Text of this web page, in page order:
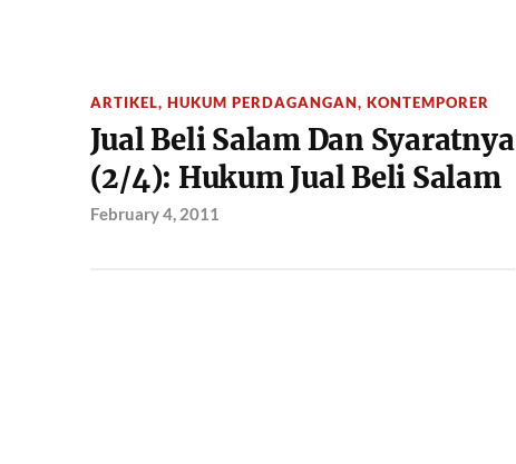
ARTIKEL, HUKUM PERDAGANGAN, KONTEMPORER
Jual Beli Salam Dan Syaratnya
(2/4): Hukum Jual Beli Salam
February 4, 2011